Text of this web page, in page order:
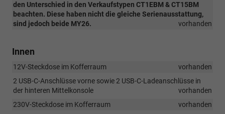
den Unterschied in den Verkaufstypen CT1EBM & CT15BM
beachten. Diese haben nicht die gleiche Serienausstattung,
sind jedoch beide MY26.
vorhanden
Innen
12V-Steckdose im Kofferraum
vorhanden
2 USB-C-Anschlüsse vorne sowie 2 USB-C-Ladeanschlüsse in
der hinteren Mittelkonsole
vorhanden
230V-Steckdose im Kofferraum
vorhanden